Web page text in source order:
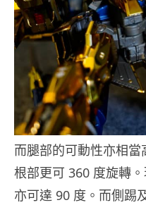
而腿部的可動性亦相當
根部更可 360 度旋轉
亦可達 90 度。而側踢